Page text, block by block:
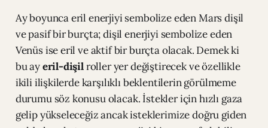
Ay boyunca eril enerjiyi sembolize eden Mars dişil
ve pasif bir burçta; dişil enerjiyi sembolize eden
Venüs ise eril ve aktif bir burçta olacak. Demek ki
bu ayeril-dişilroller yer değiştirecek ve özellikle
ikili ilişkilerde karşılıklı beklentilerin görülmeme
durumu söz konusu olacak. İstekler için hızlı gaza
gelip yükseleceğiz ancak isteklerimize doğru giden